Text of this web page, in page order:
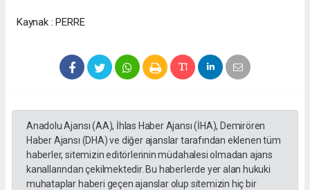
Kaynak : PERRE
Anadolu Ajansı (AA), İhlas Haber Ajansı (İHA), Demirören
Haber Ajansı (DHA) ve diğer ajanslar tarafından eklenen tüm
haberler, sitemizin editörlerinin müdahalesi olmadan ajans
kanallarından çekilmektedir. Bu haberlerde yer alan hukuki
muhataplar haberi geçen ajanslar olup sitemizin hiç bir